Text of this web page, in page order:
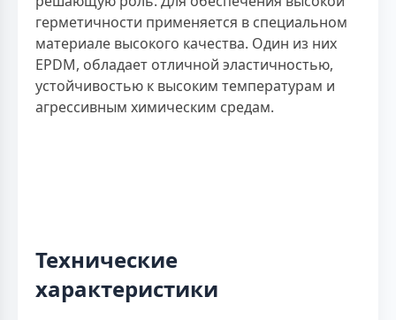
герметичности применяется в специальном
материале высокого качества. Один из них
EPDM, обладает отличной эластичностью,
устойчивостью к высоким температурам и
агрессивным химическим средам.
Технические
характеристики